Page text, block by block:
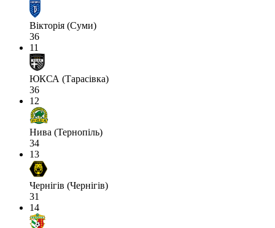
Вікторія (Суми)
36
11
ЮКСА (Тарасівка)
36
12
Нива (Тернопіль)
34
13
Чернігів (Чернігів)
31
14